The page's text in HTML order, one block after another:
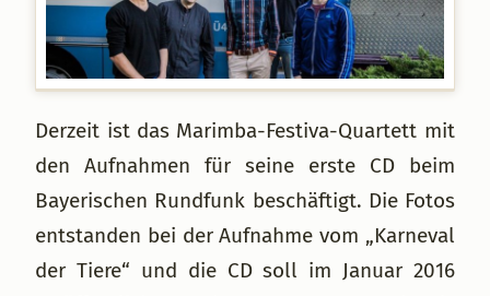
Derzeit ist das Marimba-Festiva-Quartett mit
den Aufnahmen für seine erste CD beim
Bayerischen Rundfunk beschäftigt. Die Fotos
entstanden bei der Aufnahme vom „Karneval
der Tiere“ und die CD soll im Januar 2016